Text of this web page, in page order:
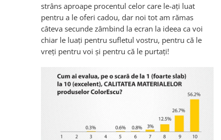
strâns aproape procentul celor care le-ați luat
pentru a le oferi cadou, dar noi tot am rămas
câteva secunde zâmbind la ecran la ideea ca voi
chiar le luați pentru sufletul vostru, pentru că le
vreți pentru voi și pentru că le purtați!